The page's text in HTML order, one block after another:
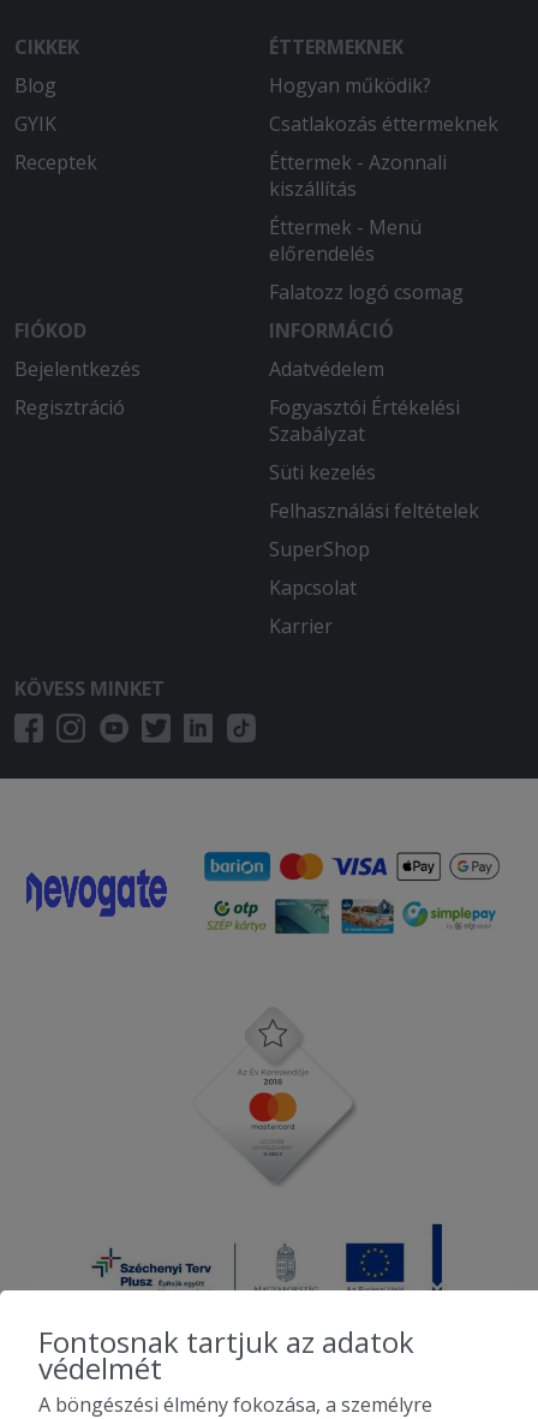
CIKKEK
Blog
GYIK
Receptek
ÉTTERMEKNEK
Hogyan működik?
Csatlakozás éttermeknek
Éttermek - Azonnali
kiszállítás
Éttermek - Menü
előrendelés
Falatozz logó csomag
FIÓKOD
Bejelentkezés
Regisztráció
INFORMÁCIÓ
Adatvédelem
Fogyasztói Értékelési
Szabályzat
Süti kezelés
Felhasználási feltételek
SuperShop
Kapcsolat
Karrier
KÖVESS MINKET
2010-2026 Copyright - Falatozz.hu - Diston-line Kft.
Fontosnak tartjuk az adatok
védelmét
A böngészési élmény fokozása, a személyre